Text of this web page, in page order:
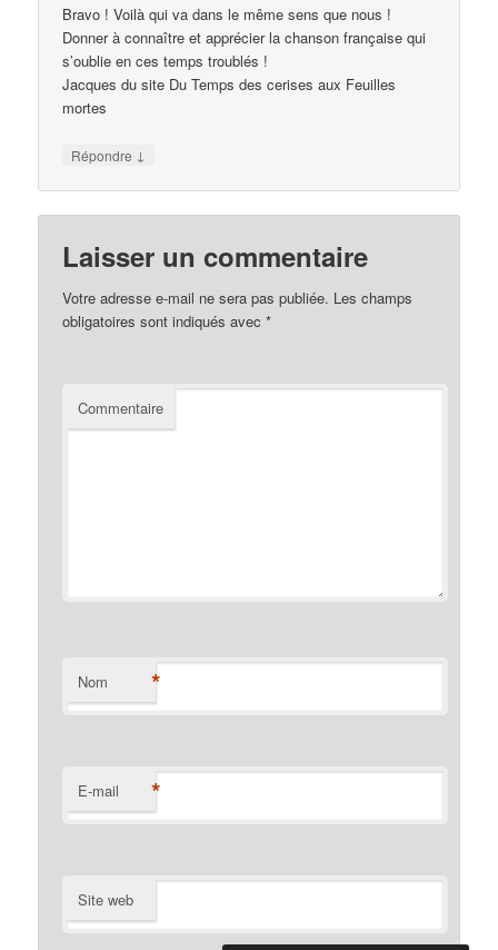
Bravo ! Voilà qui va dans le même sens que nous !
Donner à connaître et apprécier la chanson française qui
s’oublie en ces temps troublés !
Jacques du site Du Temps des cerises aux Feuilles
mortes
Répondre ↓
Laisser un commentaire
Votre adresse e-mail ne sera pas publiée. Les champs
obligatoires sont indiqués avec*
Commentaire
Nom *
E-mail *
Site web